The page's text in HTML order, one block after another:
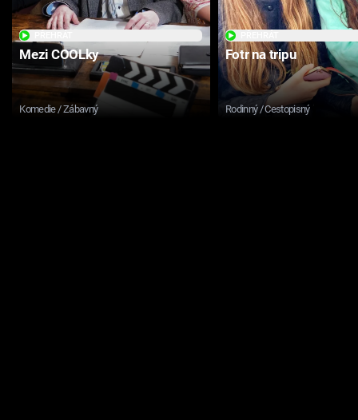
Mezi COOLky
Komedie / Zábavný
Fotr na tripu
Rodinný / Cestopisný